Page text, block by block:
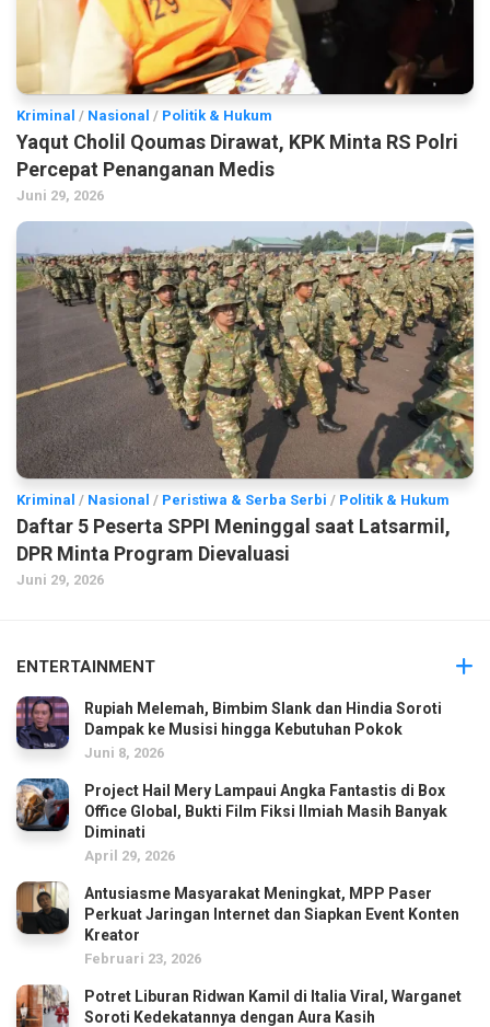
Kriminal / Nasional / Politik & Hukum
Yaqut Cholil Qoumas Dirawat, KPK Minta RS Polri
Percepat Penanganan Medis
Juni 29, 2026
Kriminal / Nasional / Peristiwa & Serba Serbi / Politik & Hukum
Daftar 5 Peserta SPPI Meninggal saat Latsarmil,
DPR Minta Program Dievaluasi
Juni 29, 2026
ENTERTAINMENT
Rupiah Melemah, Bimbim Slank dan Hindia Soroti
Dampak ke Musisi hingga Kebutuhan Pokok
Juni 8, 2026
Project Hail Mery Lampaui Angka Fantastis di Box
Office Global, Bukti Film Fiksi Ilmiah Masih Banyak
Diminati
April 29, 2026
Antusiasme Masyarakat Meningkat, MPP Paser
Perkuat Jaringan Internet dan Siapkan Event Konten
Kreator
Februari 23, 2026
Potret Liburan Ridwan Kamil di Italia Viral, Warganet
Soroti Kedekatannya dengan Aura Kasih